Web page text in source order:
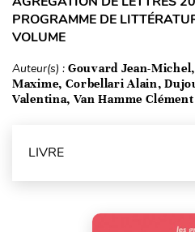
PROGRAMME DE
VOLUME
Auteur(s) : Gouvard Jean-
Maxime, Corbellari Alain,
Valentina, Van Hamme Clément
LIVRE